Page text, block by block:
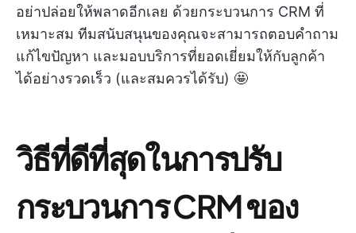
อย่าปล่อยให้พลาดอีกเลย ด้วยกระบวนการ CRM ที่
เหมาะสม ทีมสนับสนุนของคุณจะสามารถตอบคำถาม
แก้ไขปัญหา และมอบบริการที่ยอดเยี่ยมให้กับลูกค้า
ได้อย่างรวดเร็ว (และสมควรได้รับ) 🤩
วิธีที่ดีที่สุดในการปรับ
กระบวนการ CRM ของ